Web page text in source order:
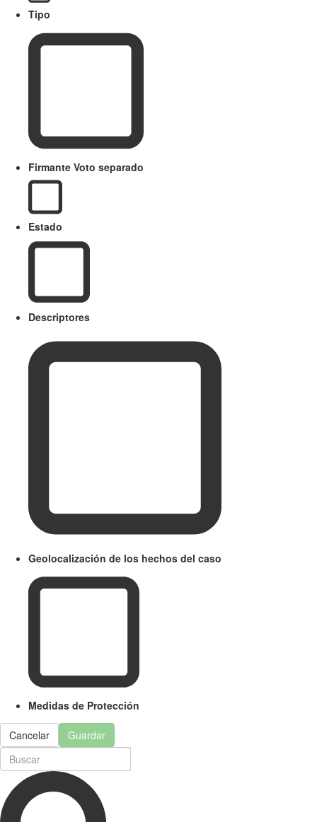
Tipo
Firmante Voto separado
Estado
Descriptores
Geolocalización de los hechos del caso
Medidas de Protección
Cancelar Guardar